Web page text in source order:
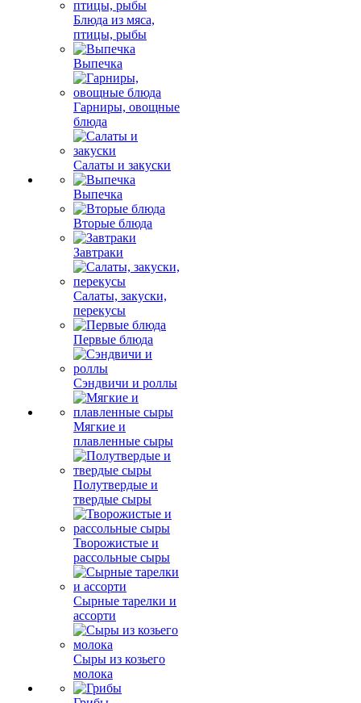
Блюда из мяса,
птицы, рыбы
Выпечка
Гарниры, овощные
блюда
Салаты и закуски
Выпечка
Вторые блюда
Завтраки
Салаты, закуски,
перекусы
Первые блюда
Сэндвичи и роллы
Мягкие и
плавленные сыры
Полутвердые и
твердые сыры
Творожистые и
рассольные сыры
Сырные тарелки и
ассорти
Сыры из козьего
молока